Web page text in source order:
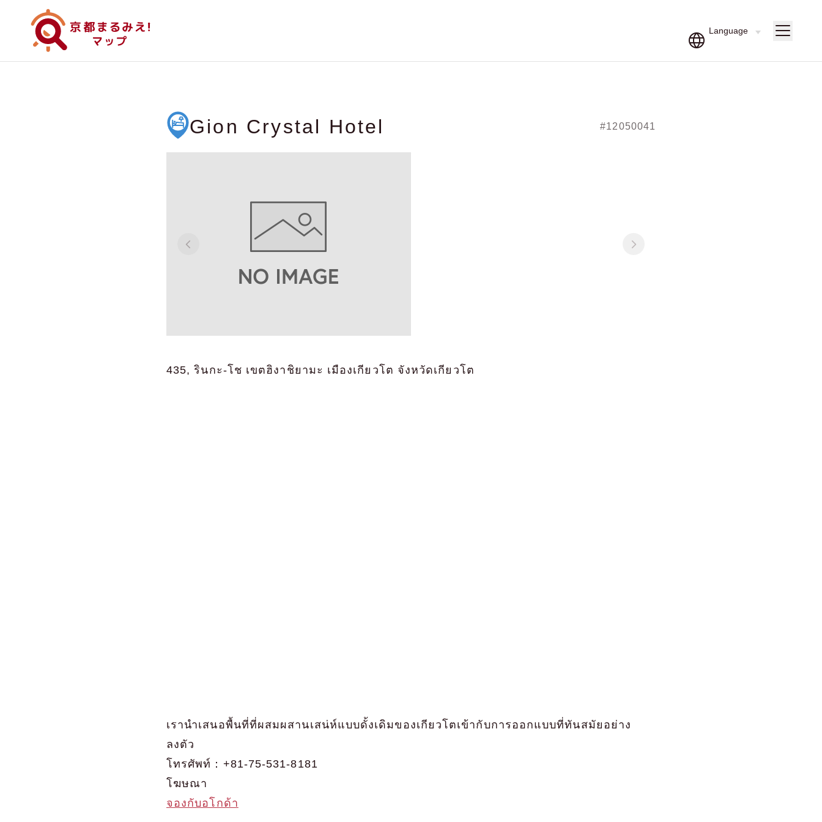
Gion Crystal Hotel #12050041
435, รินกะ-โช เขตฮิงาชิยามะ เมืองเกียวโต จังหวัดเกียวโต
เรานำเสนอพื้นที่ที่ผสมผสานเสน่ห์แบบดั้งเดิมของเกียวโตเข้ากับการออกแบบที่ทันสมัยอย่าง
ลงตัว
โทรศัพท์：+81-75-531-8181
โฆษณา
จองกับอโกด้า